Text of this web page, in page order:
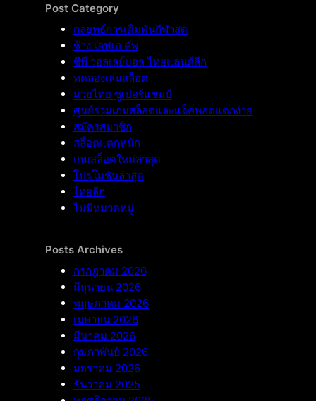
Post Category
กลยุทธ์การเดิมพันกีฬาสด
ช้าง เอฟเอ คัพ
ซีพี วอลเลย์บอล ไทยแลนด์ลีก
ทดลองเล่นสล็อต
มวยไทย ซูเปอร์แชมป์
ศูนย์รวมเกมสล็อตและแจ็คพอตแตกง่าย
สมัครสมาชิก
สล็อตแตกหนัก
เกมสล็อตใหม่ล่าสุด
โปรโมชันล่าสุด
ไทยลีก
ไม่มีหมวดหมู่
Posts Archives
กรกฎาคม 2026
มิถุนายน 2026
พฤษภาคม 2026
เมษายน 2026
มีนาคม 2026
กุมภาพันธ์ 2026
มกราคม 2026
ธันวาคม 2025